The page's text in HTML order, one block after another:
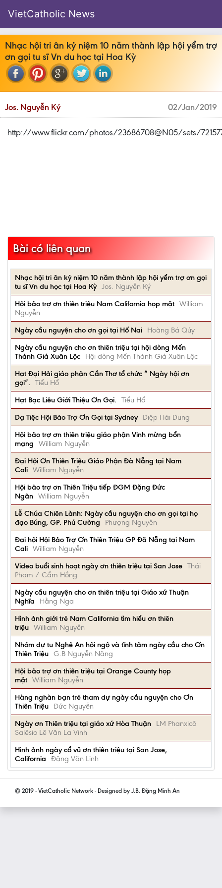
VietCatholic News
Nhạc hội tri ân kỷ niệm 10 năm thành lập hội yểm trợ
ơn gọi tu sĩ Vn du học tại Hoa Kỳ
Jos. Nguyễn Ký 02/Jan/2019
http://www.flickr.com/photos/23686708@N05/sets/
Bài có liên quan
Nhạc hội tri ân kỷ niệm 10 năm thành lập hội yểm trợ ơn gọi
tu sĩ Vn du học tại Hoa Kỳ Jos. Nguyễn Ký
Hội bảo trợ ơn thiên triệu Nam California họp mặt William
Nguyễn
Ngày cầu nguyện cho ơn gọi tại Hố Nai
Hoàng Bá Qúy
Ngày cầu nguyện cho ơn thiên triệu tại hội dòng Mến
Thánh Giá Xuân Lộc
Hội dòng Mến Thánh Giá Xuân Lộc
Hạt Đại Hải giáo phận Cần Thơ tổ chức “ Ngày hội ơn
gọi”.
Tiểu Hổ
Hạt Bạc Liêu Giới Thiệu Ơn Gọi.
Tiểu Hổ
Dạ Tiệc Hội Bảo Trợ Ơn Gọi tại Sydney
Diệp Hải Dung
Hội bảo trợ ơn thiên triệu giáo phận Vinh mừng bổn
mạng
William Nguyễn
Đại Hội Ơn Thiên Triệu Giáo Phận Đà Nẵng tại Nam
Cali William Nguyễn
Hội bảo trợ ơn Thiên Triệu tiếp ĐGM Đặng Đức
Ngân William Nguyễn
Lễ Chúa Chiên Lành: Ngày cầu nguyện cho ơn gọi tại họ
đạo Búng, GP. Phú Cường
Phượng Nguyễn
Đại hội Hội Bảo Trợ Ơn Thiên Triệu GP Đã Nẵng tại Nam
Cali William Nguyễn
Video buổi sinh hoạt ngày ơn thiên triệu tại San Jose Thái
Phạm / Cẩm Hồng
Ngày cầu nguyện cho ơn thiên triệu tại Giáo xứ Thuận
Nghĩa
Hằng Nga
Hình ảnh giới trẻ Nam California tìm hiểu ơn thiên
triệu William Nguyễn
Nhóm dự tu Nghệ An hội ngộ và tĩnh tâm ngày cầu cho Ơn
Thiên Triệu G.B Nguyễn Năng
Hội bảo trợ ơn thiên triệu tại Orange County họp
mặt William Nguyễn
Hàng nghàn bạn trẻ tham dự ngày cầu nguyện cho Ơn
Thiên Triệu Đức Nguyễn
Ngày ơn Thiên triệu tại giáo xứ Hòa Thuận
LM Phanxicô
Salêsio Lê Văn La Vinh
Hình ảnh ngày cổ vũ ơn thiên triệu tại San Jose,
California
Đặng Văn Linh
© 2019 - VietCatholic Network - Designed by J.B. Đặng Minh An